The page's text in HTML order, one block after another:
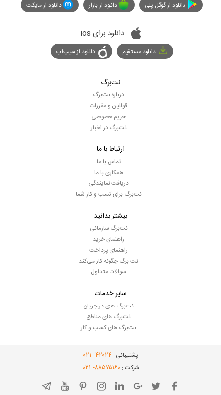
دانلود از گوگل پلی دانلود از بازار دانلود از مایکت
دانلود برای ios
دانلود مستقیم دانلود از سیپ‌اپ
نت‌برگ
درباره نت‌برگ
قوانین و مقررات
حریم خصوصی
نت‌برگ در اخبار
ارتباط با ما
تماس با ما
همکاری با ما
دریافت نمایندگی
نت‌برگ برای کسب و کار شما
بیشتر بدانید
نت‌برگ سازمانی
راهنمای خرید
راهنمای پرداخت
نت برگ چگونه کار می‌کند
سوالات متداول
سایر خدمات
نت‌برگ های در جریان
نت‌برگ های مناطق
نت‌برگ های کسب و کار
پشتیبانی : ۴۲۰۲۴- ۰۲۱
شرکت : ۸۸۵۷۵۱۶۰- ۰۲۱